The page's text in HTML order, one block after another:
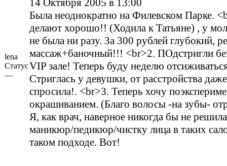
lena
Статус
—
14 Октября 2005 в 13:00
Была неоднократно на Филевском Парке.
делают хорошо!! (Ходила к Татьяне) , у
не была ни разу. За 300 рублей глубокий,
массаж+баночный!!! <br>2. ПОдстригли
VIP зале! Теперь буду неделю
Стриглась у девушки, от расстройства
спросила!. <br>3. Теперь хочу
окрашиванием. (Благо волосы -на зубы-
Я, как врач, наверное никогда бы не
маникюр/педикюр/чистку лица в таких
таком подходе. Вот!